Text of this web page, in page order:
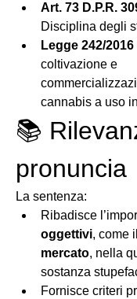
Art. 73 D.P.R.
Disciplina degli
Legge 242/2016
coltivazione e
cannabis a uso
📚
pronuncia
La sentenza:
Ribadisce
oggettivi, come il
mercato, nella
sostanza
Fornisce criteri